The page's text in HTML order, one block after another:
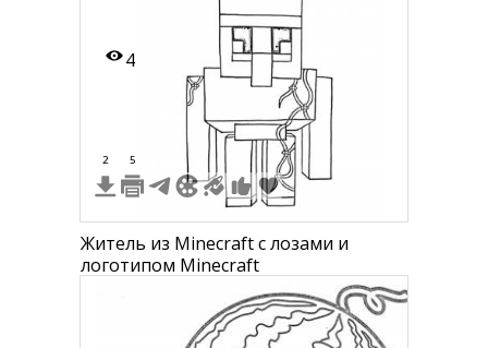
4
2 5
Житель из Minecraft с лозами и
логотипом Minecraft